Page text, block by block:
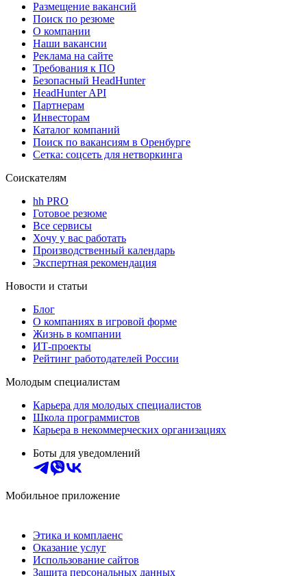
Размещение вакансий
Поиск по резюме
О компании
Наши вакансии
Реклама на сайте
Требования к ПО
Безопасный HeadHunter
HeadHunter API
Партнерам
Инвесторам
Каталог компаний
Поиск по вакансиям в Оренбурге
Сетка: соцсеть для нетворкинга
Соискателям
hh PRO
Готовое резюме
Все сервисы
Хочу у вас работать
Производственный календарь
Экспертная рекомендация
Новости и статьи
Блог
О компаниях в игровой форме
Жизнь в компании
ИТ-проекты
Рейтинг работодателей России
Молодым специалистам
Карьера для молодых специалистов
Школа программистов
Карьера в некоммерческих организациях
Боты для уведомлений
Мобильное приложение
Этика и комплаенс
Оказание услуг
Использование сайтов
Защита персональных данных